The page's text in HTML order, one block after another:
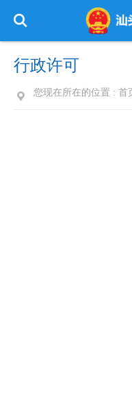
行政许可
您现在所在的位置 : 首